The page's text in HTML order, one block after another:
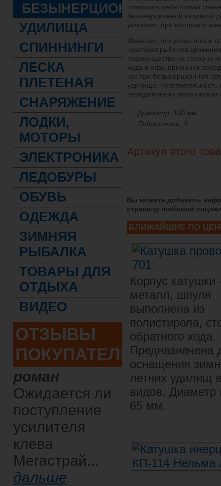
БЕЗЫНЕРЦИОННЫЕ
УДИЛИЩА
СПИННИНГИ
ЛЕСКА
ПЛЕТЕНАЯ
СНАРЯЖЕНИЕ
ЛОДКИ,
МОТОРЫ
ЭЛЕКТРОНИКА
ЛЕДОБУРЫ
ОБУВЬ
ОДЕЖДА
ЗИМНЯЯ
РЫБАЛКА
ТОВАРЫ ДЛЯ
ОТДЫХА
ВИДЕО
ОТЗЫВЫ
ПОКУПАТЕЛЕЙ
роман
Ожидается ли
поступление
усилителя
клева
Мегастрай...
дальше
позволить себе только
безынерционной катушкой
условиях, при которых с
Известно, что успех ловли
чувствует рыболов
преимущество на стороне
хода и игры приманки
как при безынерционной
удилище. Чувствительность
передаточным механизмом
Диаметр: 100 мм
Подшипники: 2
Артикул этого
Вы можете добавить
страницу любимой
БЛИЖАЙШИЕ ПО
Корпус катушки
металл, шпуля
выполнена из
полистирола,
обратного хода.
Предназначена
оснащения
летних удилищ
видов. Диаметр
65 мм.